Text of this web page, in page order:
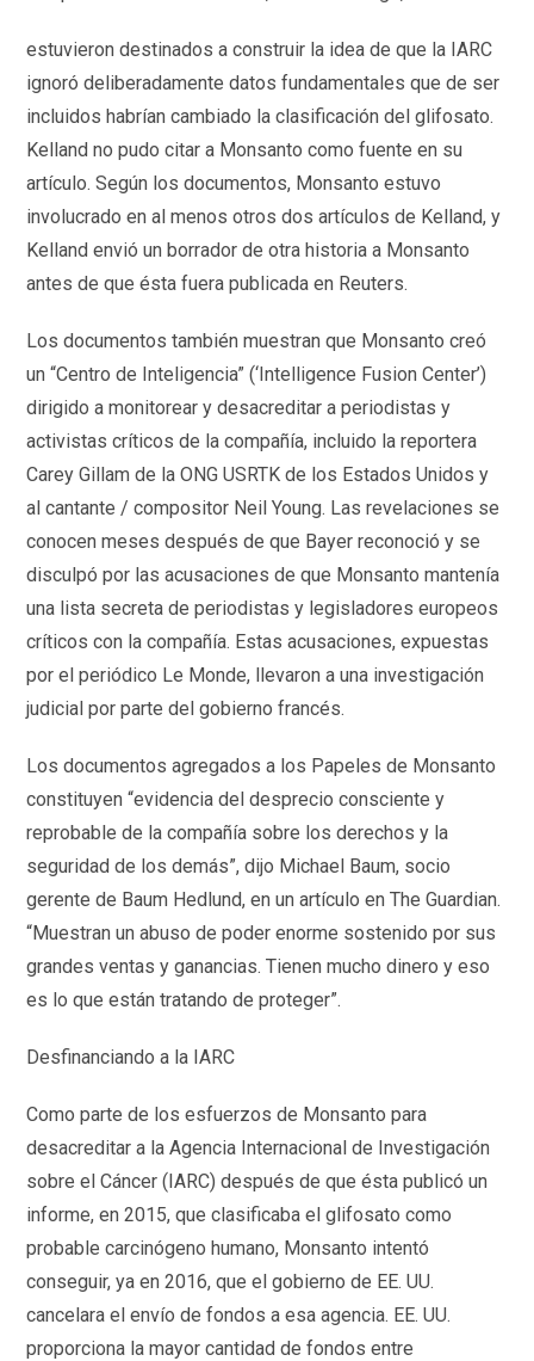
estuvieron destinados a construir la idea de que la IARC
ignoró deliberadamente datos fundamentales que de ser
incluidos habrían cambiado la clasificación del glifosato.
Kelland no pudo citar a Monsanto como fuente en su
artículo. Según los documentos, Monsanto estuvo
involucrado en al menos otros dos artículos de Kelland, y
Kelland envió un borrador de otra historia a Monsanto
antes de que ésta fuera publicada en Reuters.
Los documentos también muestran que Monsanto creó
un “Centro de Inteligencia” (‘Intelligence Fusion Center’)
dirigido a monitorear y desacreditar a periodistas y
activistas críticos de la compañía, incluido la reportera
Carey Gillam de la ONG USRTK de los Estados Unidos y
al cantante / compositor Neil Young. Las revelaciones se
conocen meses después de que Bayer reconoció y se
disculpó por las acusaciones de que Monsanto mantenía
una lista secreta de periodistas y legisladores europeos
críticos con la compañía. Estas acusaciones, expuestas
por el periódico Le Monde, llevaron a una investigación
judicial por parte del gobierno francés.
Los documentos agregados a los Papeles de Monsanto
constituyen “evidencia del desprecio consciente y
reprobable de la compañía sobre los derechos y la
seguridad de los demás”, dijo Michael Baum, socio
gerente de Baum Hedlund, en un artículo en The Guardian.
“Muestran un abuso de poder enorme sostenido por sus
grandes ventas y ganancias. Tienen mucho dinero y eso
es lo que están tratando de proteger”.
Desfinanciando a la IARC
Como parte de los esfuerzos de Monsanto para
desacreditar a la Agencia Internacional de Investigación
sobre el Cáncer (IARC) después de que ésta publicó un
informe, en 2015, que clasificaba el glifosato como
probable carcinógeno humano, Monsanto intentó
conseguir, ya en 2016, que el gobierno de EE. UU.
cancelara el envío de fondos a esa agencia. EE. UU.
proporciona la mayor cantidad de fondos entre